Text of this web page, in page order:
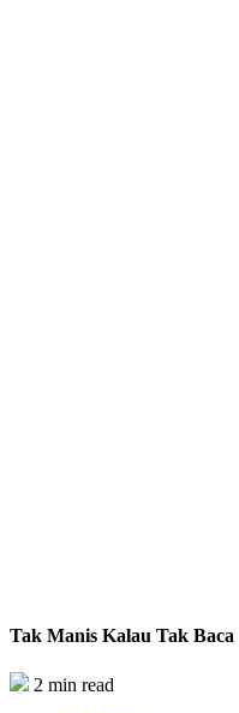
Tak Manis Kalau Tak Baca
2 min read